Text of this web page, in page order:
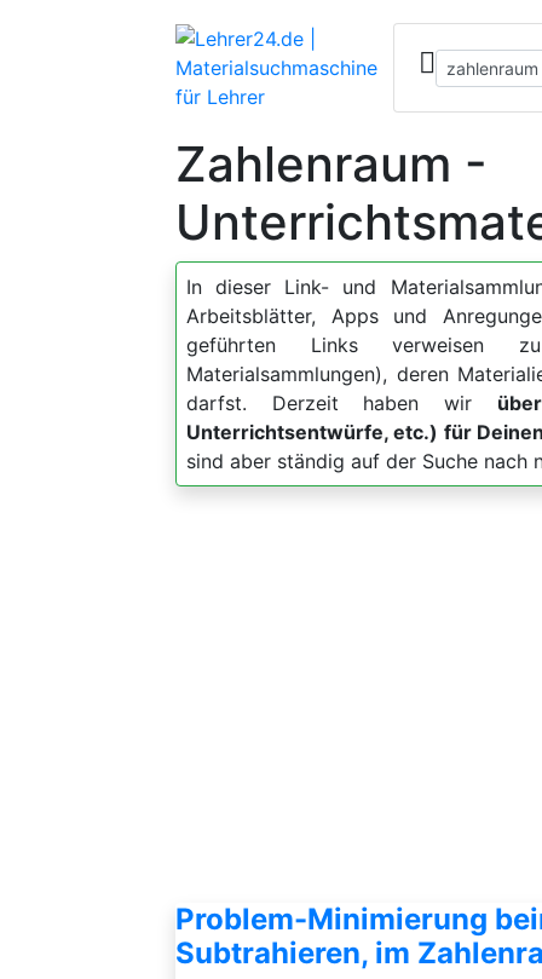
Zahlenraum -
In dieser Link- und
Arbeitsblätter, Apps und
geführten Links verweisen
Materialsammlungen), deren
darfst. Derzeit haben wir
Unterrichtsentwürfe, etc.) für
sind aber ständig auf der Suche nach
Problem-Minimierung
Subtrahieren, im